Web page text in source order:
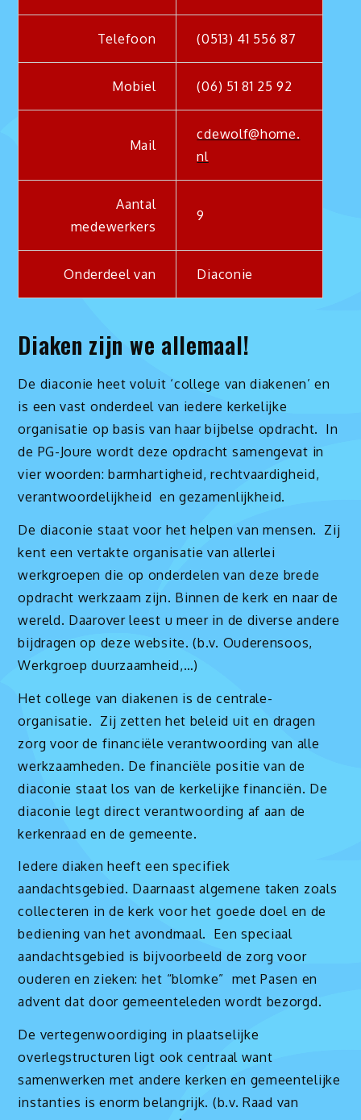
Telefoon (0513) 41 556 87
Mobiel (06) 51 81 25 92
Mail
cdewolf@home.
nl
Aantal
medewerkers
9
Onderdeel van Diaconie
Diaken zijn we allemaal!
De diaconie heet voluit ‘college van diakenen’ en
is een vast onderdeel van iedere kerkelijke
organisatie op basis van haar bijbelse opdracht. In
de PG-Joure wordt deze opdracht samengevat in
vier woorden: barmhartigheid, rechtvaardigheid,
verantwoordelijkheid en gezamenlijkheid.
De diaconie staat voor het helpen van mensen. Zij
kent een vertakte organisatie van allerlei
werkgroepen die op onderdelen van deze brede
opdracht werkzaam zijn. Binnen de kerk en naar de
wereld. Daarover leest u meer in de diverse andere
bijdragen op deze website. (b.v. Ouderensoos,
Werkgroep duurzaamheid,…)
Het college van diakenen is de centrale-
organisatie. Zij zetten het beleid uit en dragen
zorg voor de financiële verantwoording van alle
werkzaamheden. De financiële positie van de
diaconie staat los van de kerkelijke financiën. De
diaconie legt direct verantwoording af aan de
kerkenraad en de gemeente.
Iedere diaken heeft een specifiek
aandachtsgebied. Daarnaast algemene taken zoals
collecteren in de kerk voor het goede doel en de
bediening van het avondmaal. Een speciaal
aandachtsgebied is bijvoorbeeld de zorg voor
ouderen en zieken: het “blomke” met Pasen en
advent dat door gemeenteleden wordt bezorgd.
De vertegenwoordiging in plaatselijke
overlegstructuren ligt ook centraal want
samenwerken met andere kerken en gemeentelijke
instanties is enorm belangrijk. (b.v. Raad van